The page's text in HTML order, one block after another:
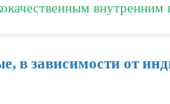
зависимости от